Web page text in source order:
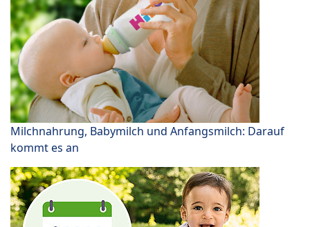
Milchnahrung, Babymilch und Anfangsmilch: Darauf
kommt es an